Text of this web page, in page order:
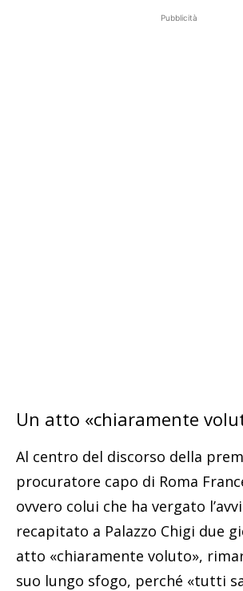
Pubblicità
Un atto «chiaramente
Al centro del discorso della
procuratore capo di Roma
ovvero colui che ha vergato
recapitato a Palazzo Chigi due
atto «chiaramente voluto»,
suo lungo sfogo, perché «tutti